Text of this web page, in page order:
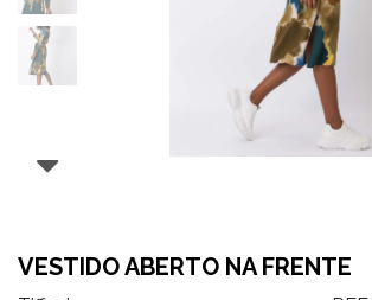
VESTIDO ABERTO NA FRENTE